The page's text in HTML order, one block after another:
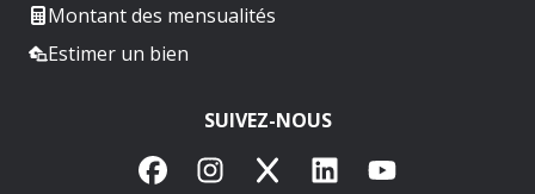
Montant des mensualités
Estimer un bien
SUIVEZ-NOUS
FacebookInstagram
X LinkedInYouTube